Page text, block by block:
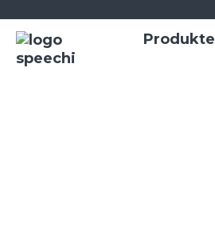
Produkte